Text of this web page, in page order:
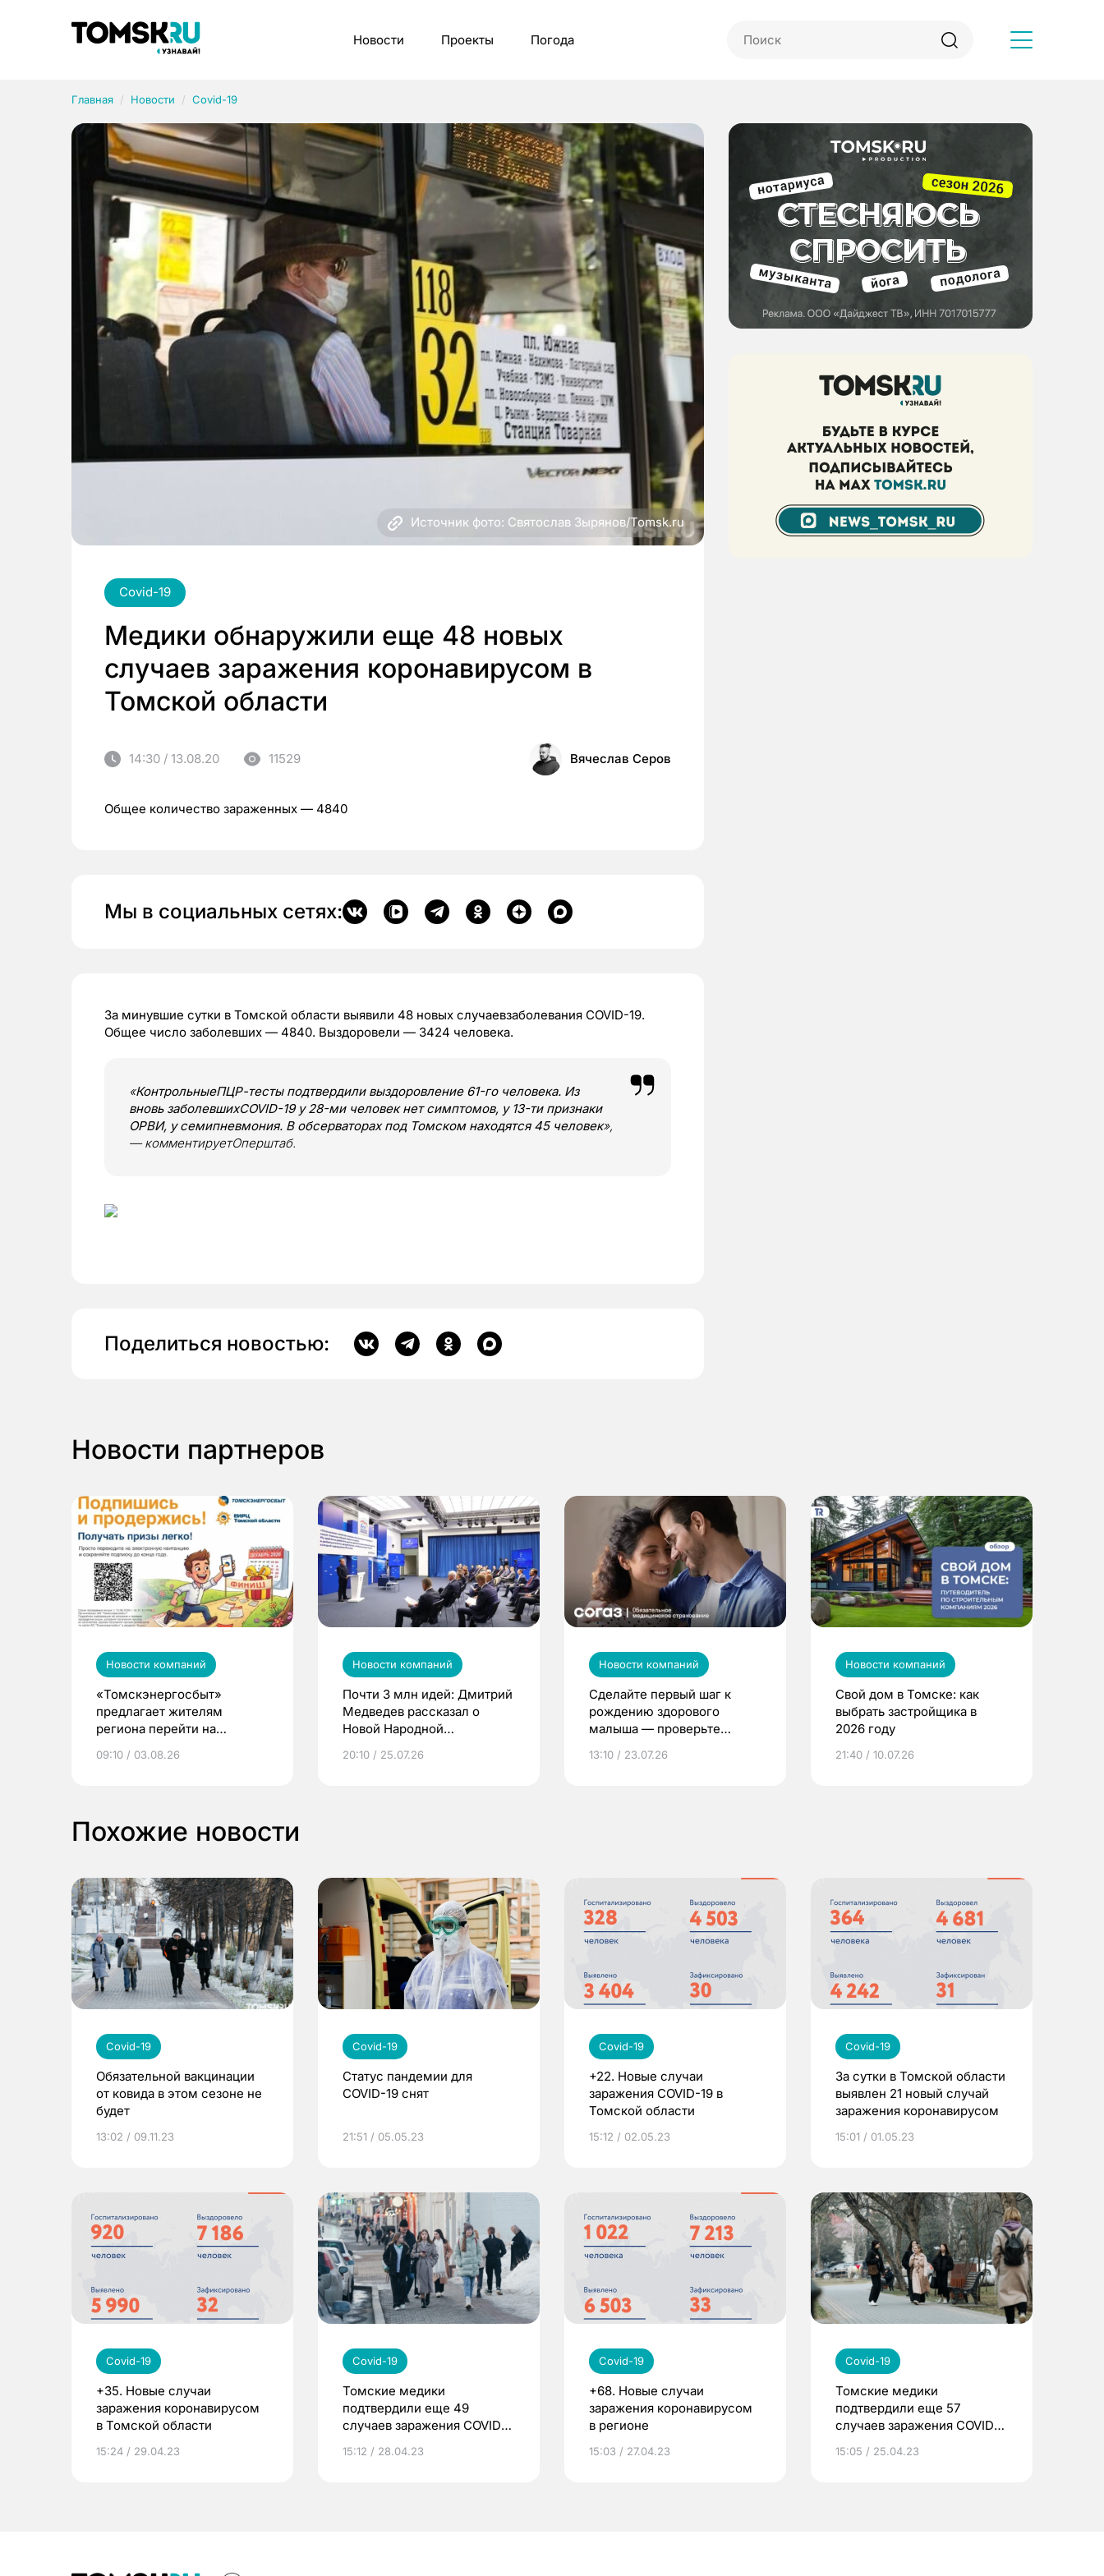
Новости Проекты Погода
Главная Новости Covid-19
Источник фото: Святослав Зырянов/Tomsk.ru
Covid-19
Медики обнаружили еще 48 новых
случаев заражения коронавирусом в
Томской области
14:30 / 13.08.20 11529 Вячеслав Серов
Общее количество зараженных — 4840
Мы в социальных сетях:
За минувшие сутки в Томской области выявили 48 новых случаевзаболевания COVID-19.
Общее число заболевших — 4840. Выздоровели — 3424 человека.
«КонтрольныеПЦР-тесты подтвердили выздоровление 61-го человека. Из
вновь заболевшихCOVID-19 у 28-ми человек нет симптомов, у 13-ти признаки
ОРВИ, у семипневмония. В обсерваторах под Томском находятся 45 человек»,
— комментируетОперштаб.
Поделиться новостью:
Новости партнеров
Новости компаний
«Томскэнергосбыт»
предлагает жителям
региона перейти на
выиграть призы
09:10 / 03.08.26
Новости компаний
Почти 3 млн идей: Дмитрий
Медведев рассказал о
Новой Народной
20:10 / 25.07.26
Новости компаний
Сделайте первый шаг к
рождению здорового
малыша — проверьте
по ОМС!
13:10 / 23.07.26
Новости компаний
Свой дом в Томске: как
выбрать застройщика в
2026 году
21:40 / 10.07.26
Похожие новости
Covid-19
Обязательной вакцинации
от ковида в этом сезоне не
будет
13:02 / 09.11.23
Covid-19
Статус пандемии для
COVID-19 снят
21:51 / 05.05.23
Covid-19
+22. Новые случаи
заражения COVID-19 в
Томской области
15:12 / 02.05.23
Covid-19
За сутки в Томской области
выявлен 21 новый случай
заражения коронавирусом
15:01 / 01.05.23
Covid-19
+35. Новые случаи
заражения коронавирусом
в Томской области
15:24 / 29.04.23
Covid-19
Томские медики
подтвердили еще 49
случаев заражения COVID-
15:12 / 28.04.23
Covid-19
+68. Новые случаи
заражения коронавирусом
в регионе
15:03 / 27.04.23
Covid-19
Томские медики
подтвердили еще 57
случаев заражения COVID-
15:05 / 25.04.23
Рубрики